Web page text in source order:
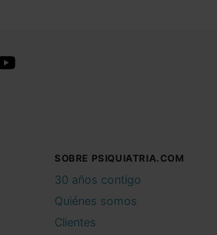
SOBRE PSIQUIATRIA.COM
30 años contigo
Quiénes somos
Clientes